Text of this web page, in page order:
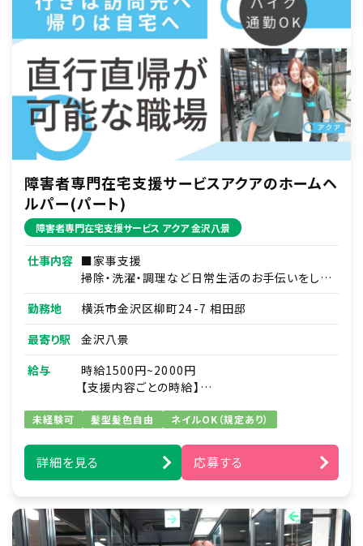
障害者専門在宅支援サービスアクアのホームヘ
ルパー(パート)
障害者専門在宅支援サービス アクア 金沢八景
仕事内容 ■家事支援
掃除・洗濯・調理など日常生活のお手伝いをしま
す。
例）日用品の買い物代行／薬の受け取りの代行
など
■移動支援
通勤通学・サークル活動や趣味への同伴などを
行います。
例）ズーラシア見学／アイドルショップへの買い
物同行／アイドルコンサートへの同伴など
■身体介護支援
起床から就寝の間で介助及び、ご自宅での自立
例）食事・入浴・排せつ介助・着替え・洗顔・歯磨
きなどの生活動作のサポートなど
勤務地
横浜市金沢区柳町24-7 相田邸
最寄り駅
金沢八景
給与
時給1500円~2000円
【支援内容ごとの時給】
家事支援時 1,500円
重度訪問介護時1,500円
未経験可 髪型髪色自由 ネイルOK（規定あり）
詳細を見る 応募する